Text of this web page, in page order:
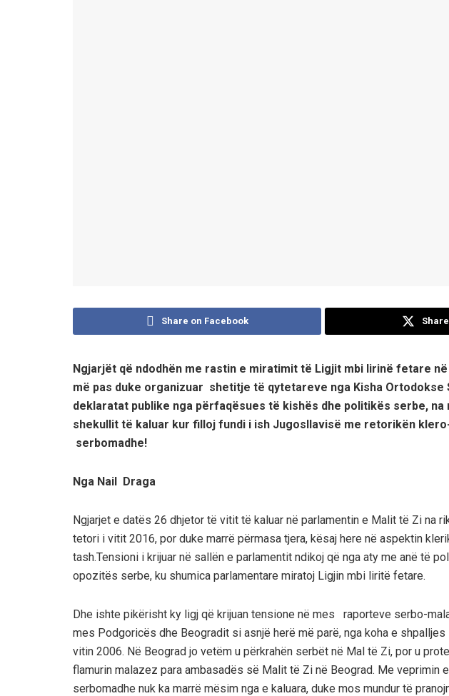
Share on Facebook
Ngjarjët që ndodhën me rastin e miratimit të Ligjit mbi lirinë fetare
më pas duke organizuar shetitje të qytetareve nga Kisha Ortodokse
deklaratat publike nga përfaqësues të kishës dhe politikës serbe,
shekullit të kaluar kur filloj fundi i ish Jugosllavisë me retorikën
serbomadhe!
Nga Nail Draga
Ngjarjet e datës 26 dhjetor të vitit të kaluar në parlamentin e Malit të Zi na
tetori i vitit 2016, por duke marrë përmasa tjera, kësaj here në aspektin
tash.Tensioni i krijuar në sallën e parlamentit ndikoj që nga aty me anë të
opozitës serbe, ku shumica parlamentare miratoj Ligjin mbi liritë fetare.
Dhe ishte pikërisht ky ligj që krijuan tensione në mes raporteve serbo-
mes Podgoricës dhe Beogradit si asnjë herë më parë, nga koha e
vitin 2006. Në Beograd jo vetëm u përkrahën serbët në Mal të Zi, por u
flamurin malazez para ambasadës së Malit të Zi në Beograd. Me veprimin
serbomadhe nuk ka marrë mësim nga e kaluara, duke mos mundur të